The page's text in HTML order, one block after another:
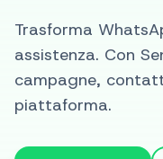
Trasforma
assistenza. Con
campagne,
piattaforma.